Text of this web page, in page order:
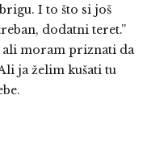
I to što si još
dodatni teret.”
ali moram priznati da
ja želim kušati tu